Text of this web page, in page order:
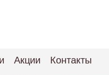
Акции
Контакты